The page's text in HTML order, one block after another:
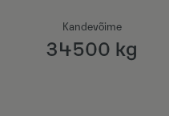
Kandevõime
34500 kg